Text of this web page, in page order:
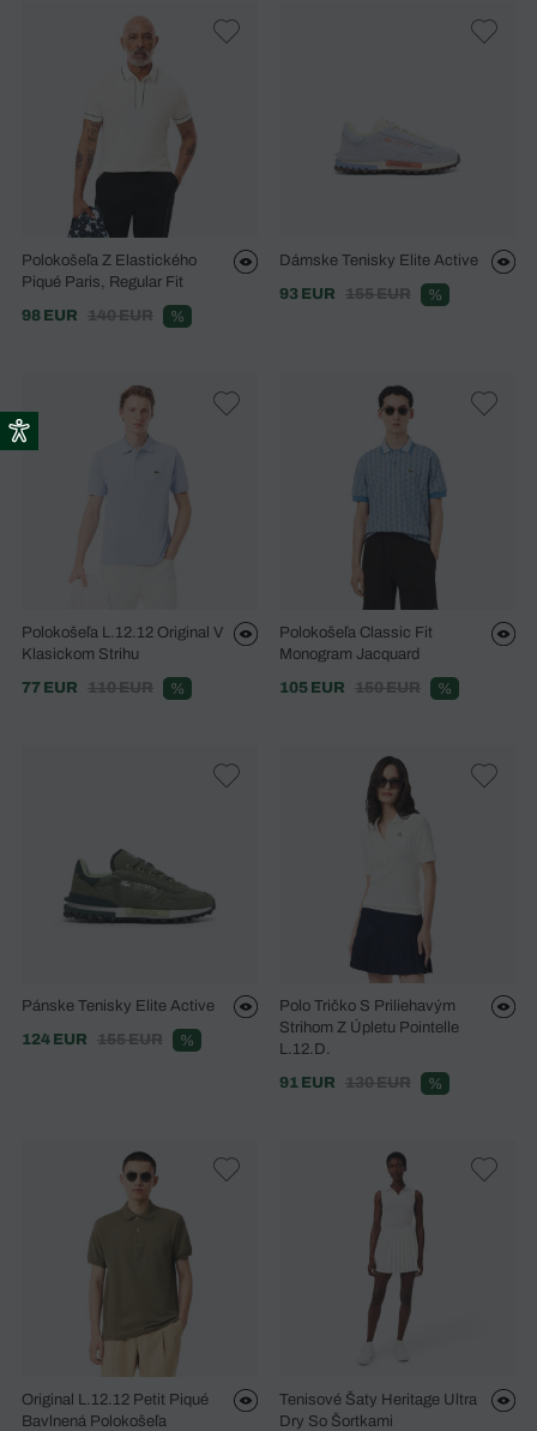
Polokošeľa Z Elastického
Piqué Paris, Regular Fit
98 EUR
140 EUR %
Dámske Tenisky Elite Active
93 EUR
155 EUR %
Polokošeľa L.12.12 Original V
Klasickom Strihu
77 EUR
110 EUR %
Polokošeľa Classic Fit
Monogram Jacquard
105 EUR
150 EUR %
Pánske Tenisky Elite Active
124 EUR
155 EUR %
Polo Tričko S Priliehavým
Strihom Z Úpletu Pointelle
L.12.D.
91 EUR
130 EUR %
Original L.12.12 Petit Piqué
Bavlnená Polokošeľa
Tenisové Šaty Heritage Ultra
Dry So Šortkami